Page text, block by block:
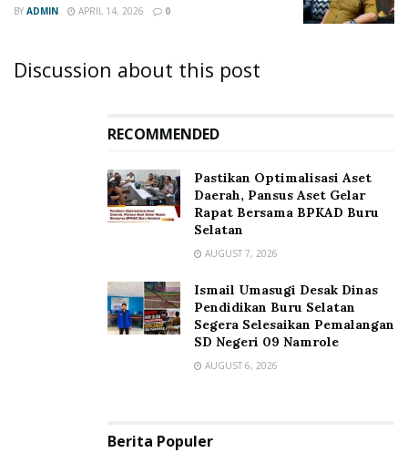
BY ADMIN APRIL 14, 2026 0
Discussion about this post
RECOMMENDED
Pastikan Optimalisasi Aset
Daerah, Pansus Aset Gelar
Rapat Bersama BPKAD Buru
Selatan
AUGUST 7, 2026
Ismail Umasugi Desak Dinas
Pendidikan Buru Selatan
Segera Selesaikan Pemalangan
SD Negeri 09 Namrole
AUGUST 6, 2026
Berita Populer